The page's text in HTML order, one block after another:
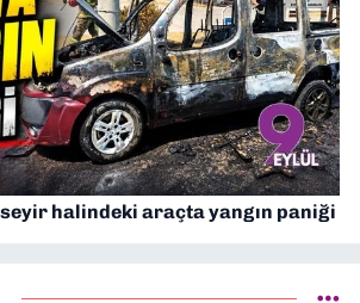
halindeki araçta yangın paniği